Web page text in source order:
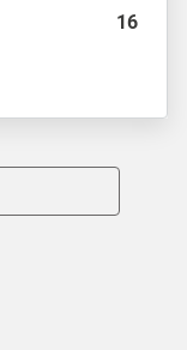
16